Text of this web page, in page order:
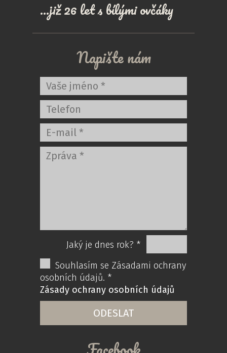
...již 26 let s bílými ovčáky
Napište nám
Jaký je dnes rok? *
Souhlasím se Zásadami ochrany
osobních údajů. *
Zásady ochrany osobních údajů